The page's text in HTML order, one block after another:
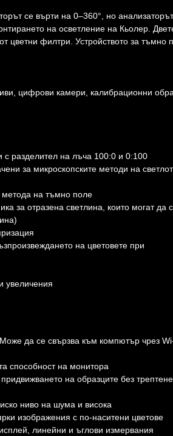
се върти на 0–360°, но
на осветление на Кьолер.
цветни филтри. Устройството за тъмно
цифрови камери, калибрационни
с разделител на лъча 100:0 и 0:100
за микроскопските методи на
на тъмно поле
за отразена светлина, които могат да
на цветовете при
увеличения
да се свързва към компютър чрез
способност на монитора
на образците без
ниво на шума и висока
изображения с по-наситени цветове
линейни и ъглови измервания